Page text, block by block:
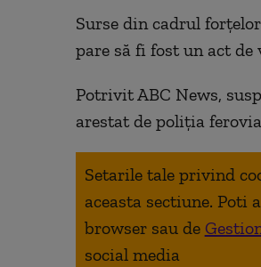
Surse din cadrul
pare să fi fost un act de
Potrivit ABC News,
arestat de poliția
Setarile tale privind
aceasta sectiune. Poti
browser sau de
social media